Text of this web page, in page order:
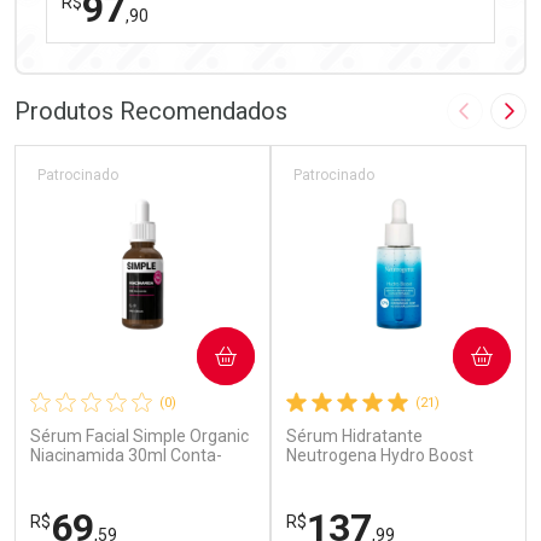
,90
Laboratório
Ativar Desconto
Comprar sem Desconto
Por Menos
Comprar sem Desconto
Produtos Recomendados Imagem
(0)
Sérum Facial Simple Organic
Niacinamida 30ml Conta-
Patrocinado
R$69,59
COMPRAR
(21)
Sérum Hidratante
Neutrogena Hydro Boost
Patrocinado
R$137,99
COMPRAR